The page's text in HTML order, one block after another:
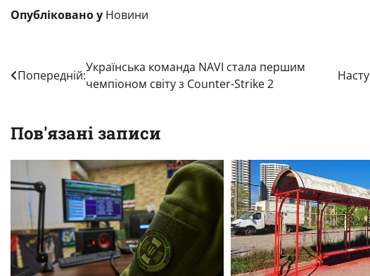
Опубліковано у Новини
Навігація
Попередній:
Українська команда NAVI стала першим
чемпіоном світу з Counter-Strike 2
Пов'язані записи